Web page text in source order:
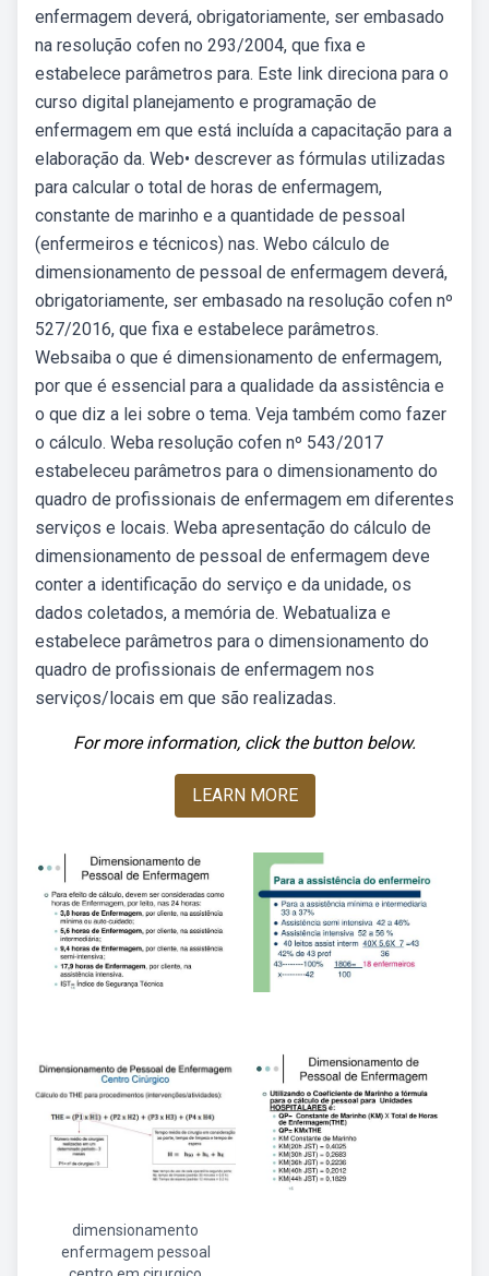
enfermagem deverá, obrigatoriamente, ser embasado
na resolução cofen no 293/2004, que fixa e
estabelece parâmetros para. Este link direciona para o
curso digital planejamento e programação de
enfermagem em que está incluída a capacitação para a
elaboração da. Web• descrever as fórmulas utilizadas
para calcular o total de horas de enfermagem,
constante de marinho e a quantidade de pessoal
(enfermeiros e técnicos) nas. Webo cálculo de
dimensionamento de pessoal de enfermagem deverá,
obrigatoriamente, ser embasado na resolução cofen nº
527/2016, que fixa e estabelece parâmetros.
Websaiba o que é dimensionamento de enfermagem,
por que é essencial para a qualidade da assistência e
o que diz a lei sobre o tema. Veja também como fazer
o cálculo. Weba resolução cofen nº 543/2017
estabeleceu parâmetros para o dimensionamento do
quadro de profissionais de enfermagem em diferentes
serviços e locais. Weba apresentação do cálculo de
dimensionamento de pessoal de enfermagem deve
conter a identificação do serviço e da unidade, os
dados coletados, a memória de. Webatualiza e
estabelece parâmetros para o dimensionamento do
quadro de profissionais de enfermagem nos
serviços/locais em que são realizadas.
For more information, click the button below.
LEARN MORE
dimensionamento
enfermagem pessoal